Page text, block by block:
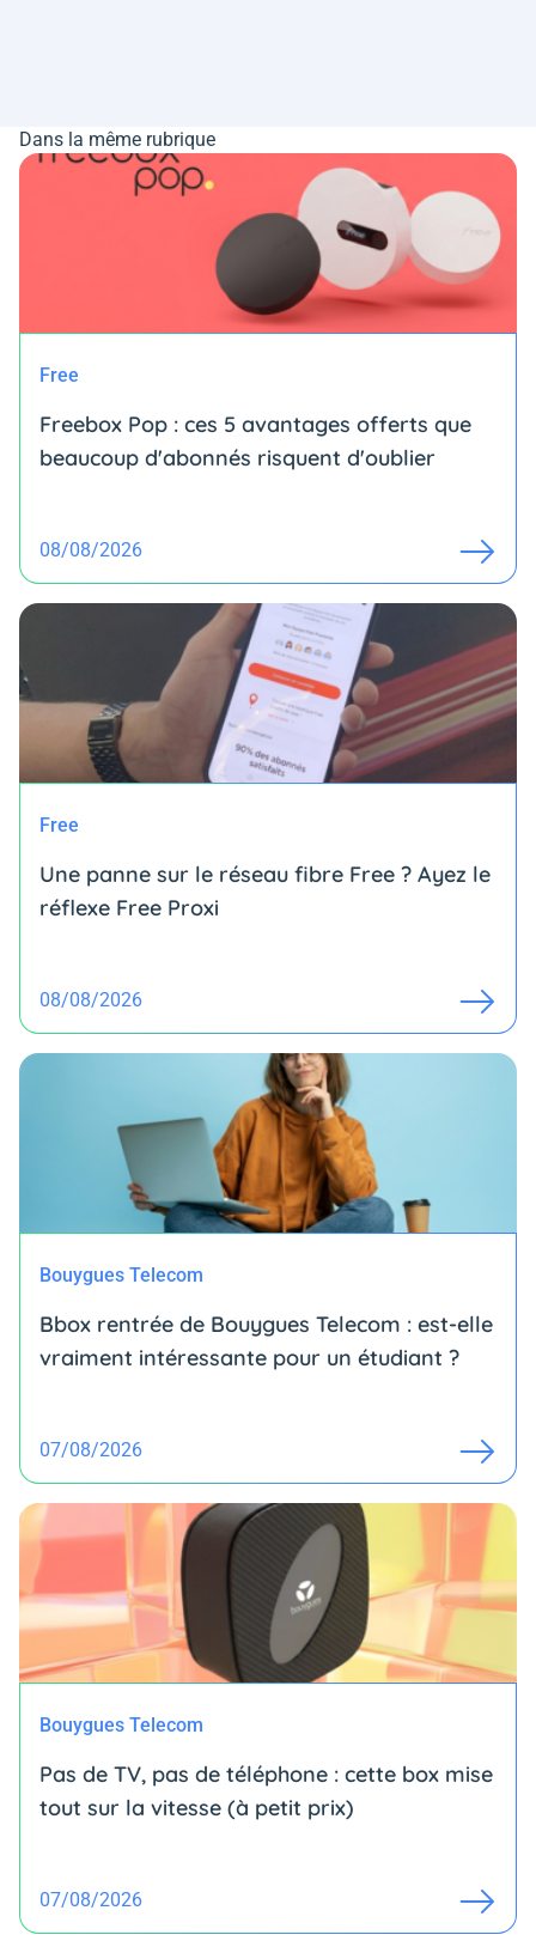
Dans la même rubrique
Free
Freebox Pop : ces 5 avantages offerts que
beaucoup d'abonnés risquent d'oublier
08/08/2026
Free
Une panne sur le réseau fibre Free ? Ayez le
réflexe Free Proxi
08/08/2026
Bouygues Telecom
Bbox rentrée de Bouygues Telecom : est-elle
vraiment intéressante pour un étudiant ?
07/08/2026
Bouygues Telecom
Pas de TV, pas de téléphone : cette box mise
tout sur la vitesse (à petit prix)
07/08/2026